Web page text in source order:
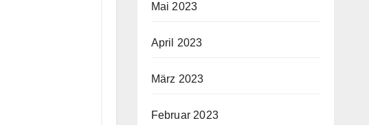
Mai 2023
April 2023
März 2023
Februar 2023